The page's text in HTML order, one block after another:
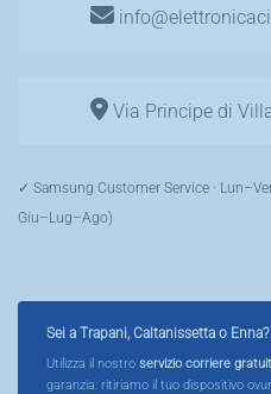
Via Principe di
✓ Samsung Customer Service ·
Giu–Lug–Ago)
Sei a Trapani, Caltanissetta o Enna?
Utilizza il nostro servizio corriere
garanzia: ritiriamo il tuo dispositivo